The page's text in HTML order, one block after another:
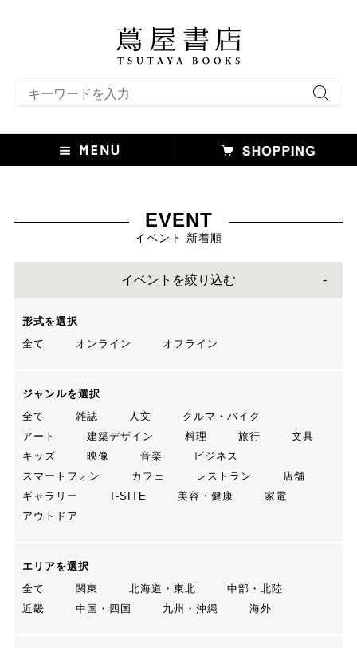
EVENT
イベント 新着順
イベントを絞り込む
形式を選択
全て
オンライン オフライン
ジャンルを選択
全て
雑誌 人文
クルマ・バイク
アート
建築デザイン 料理 旅行
文具
キッズ
映像 音楽
ビジネス
スマートフォン
カフェ レストラン
店舗
ギャラリー
T-SITE 美容・健康
家電
アウトドア
エリアを選択
全て
関東 北海道・東北
中部・北陸
近畿
中国・四国 九州・沖縄 海外